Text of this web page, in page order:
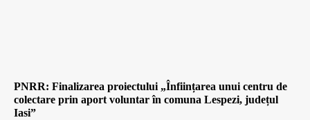
PNRR: Finalizarea proiectului „Înființarea unui centru de
colectare prin aport voluntar în comuna Lespezi, județul
Iasi”